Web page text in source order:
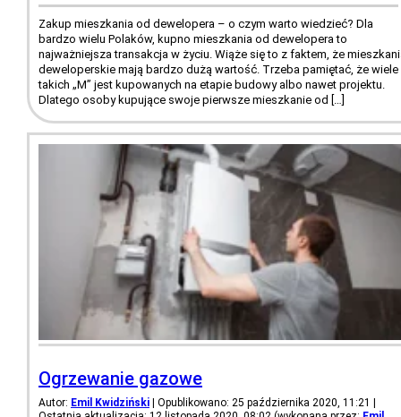
Zakup mieszkania od dewelopera – o czym warto wiedzieć? Dla
bardzo wielu Polaków, kupno mieszkania od dewelopera to
najważniejsza transakcja w życiu. Wiąże się to z faktem, że
deweloperskie mają bardzo dużą wartość. Trzeba pamiętać, że wiele
takich „M” jest kupowanych na etapie budowy albo nawet projektu.
Dlatego osoby kupujące swoje pierwsze mieszkanie od […]
Ogrzewanie gazowe
Autor: Emil Kwidziński | Opublikowano: 25 października 2020, 11:21 |